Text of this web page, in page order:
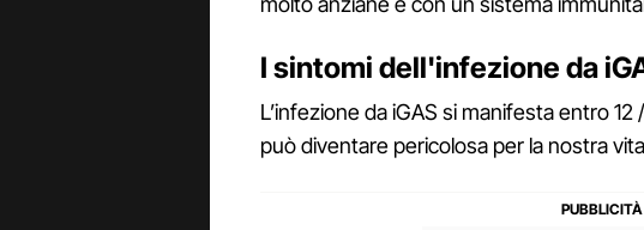
I sintomi dell'infezione da
L’infezione da iGAS si manifesta entro
può diventare pericolosa per la nostra